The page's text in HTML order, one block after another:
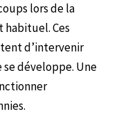
lors de la
Ces
d’intervenir
développe. Une